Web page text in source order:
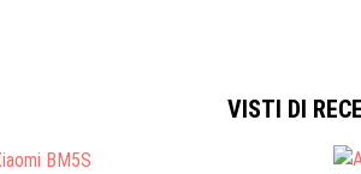
VISTI DI